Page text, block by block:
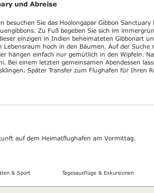
und Abreise
besuchen Sie das Hoolongapar Gibbon
Zu Fuß begeben Sie sich im
einzigen in Indien beheimateten Gibbonart
Lebensraum hoch in den Bäumen. Auf der Suche
hängen einfach nur gemütlich in den Wipfeln.
Bei einem letzten gemeinsamen Abendessen
Später Transfer zum Flughafen für Ihren
auf dem Heimatflughafen am Vormittag.
& Sport Tagesausflüge & Exkursionen